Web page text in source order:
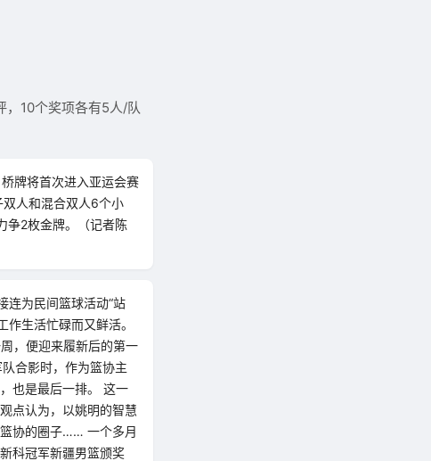
，10个奖项各有5人/队
牌将首次进入亚运会赛
人和混合双人6个小
争2枚金牌。（记者陈
连为民间篮球活动“站
生活忙碌而又鲜活。
，便迎来履新后的第一
合影时，作为篮协主
也是最后一排。 这一
点认为，以姚明的智慧
协的圈子…… 一个多月
科冠军新疆男篮颁奖